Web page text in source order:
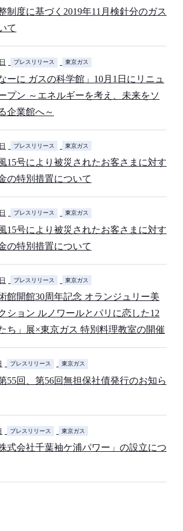
制度に基づく2019年11月検針分のガス
て
プレスリリース 東京ガス
ーに ガスの科学館」10月1日にリニュ
プン ～エネルギーを考え、未来をソ
企業館へ～
プレスリリース 東京ガス
15号により被災されたお客さまに対す
の特別措置について
プレスリリース 東京ガス
15号により被災されたお客さまに対す
の特別措置について
プレスリリース 東京ガス
館開館30周年記念 オランジュリー美
ション ルノワールとパリに恋した12
ち」展×東京ガス 特別料理教室の開催
プレスリリース 東京ガス
55回、第56回無担保社債発行のお知ら
プレスリリース 東京ガス
式会社千葉袖ケ浦パワー」の設立につ